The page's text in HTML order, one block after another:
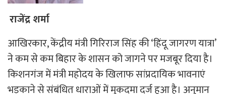
राजेंद्र शर्मा
आखिरकार, केंद्रीय मंत्री गिरिराज सिंह की ‘हिंदू जागरण यात्रा’
ने कम से कम बिहार के शासन को जागने पर मजबूर दिया है।
किशनगंज में मंत्री महोदय के खिलाफ सांप्रदायिक भावनाएं
भड़काने से संबंधित धाराओं में मुकदमा दर्ज हुआ है। अनुमान